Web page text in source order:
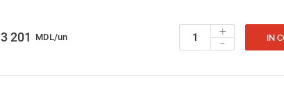
3 201 MDL/un +
- IN